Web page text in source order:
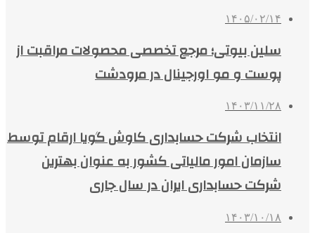
۱۴۰۵/۰۲/۱۴
سلین بیوتی؛ مرجع تخصصی محصولات مراقبت از
پوست و مو اورجینال در مرودشت
۱۴۰۳/۱۱/۲۸
انتخاب شرکت حسابداری کاوش گویا ارقام توسط
سازمان امور مالیاتی کشور به عنوان بهترین
شرکت حسابداری ایران در سال جاری
۱۴۰۳/۱۰/۱۸